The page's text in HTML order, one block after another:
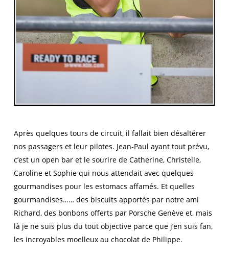
Après quelques tours de circuit, il fallait bien désaltérer
nos passagers et leur pilotes. Jean-Paul ayant tout prévu,
c’est un open bar et le sourire de Catherine, Christelle,
Caroline et Sophie qui nous attendait avec quelques
gourmandises pour les estomacs affamés. Et quelles
gourmandises…… des biscuits apportés par notre ami
Richard, des bonbons offerts par Porsche Genève et, mais
là je ne suis plus du tout objective parce que j’en suis fan,
les incroyables moelleux au chocolat de Philippe.